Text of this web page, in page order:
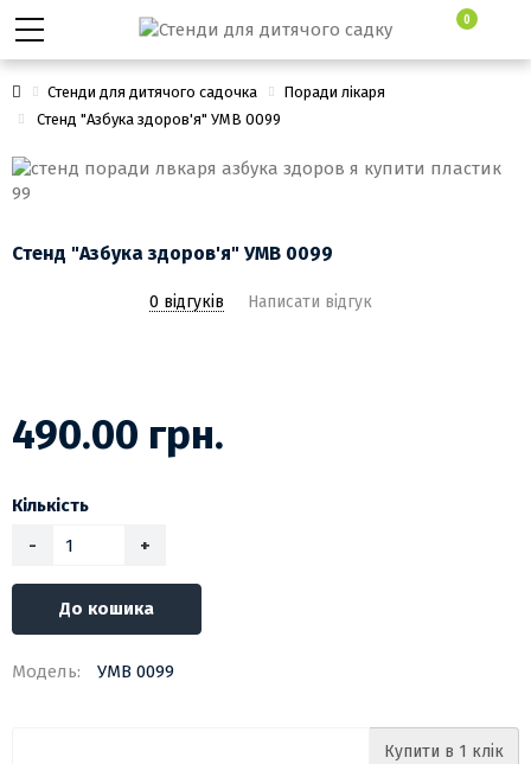
0
Стенди для дитячого садочка
Поради лікаря
Стенд "Азбука здоров'я" УМВ 0099
Стенд "Азбука здоров'я" УМВ 0099
0 відгуків Написати відгук
490.00 грн.
Кількість
-
+
До кошика
Модель: УМВ 0099
Купити в 1 клік